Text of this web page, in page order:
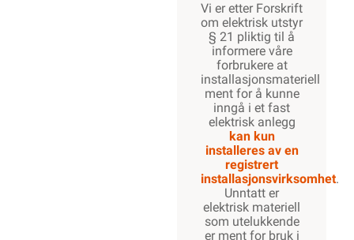
Vi er etter Forskrift
om elektrisk utstyr
§ 21 pliktig til å
informere våre
forbrukere at
installasjonsmateriell
ment for å kunne
inngå i et fast
elektrisk anlegg
kan kun
installeres av en
registrert
installasjonsvirksomhet.
Unntatt er
elektrisk materiell
som utelukkende
er ment for bruk i